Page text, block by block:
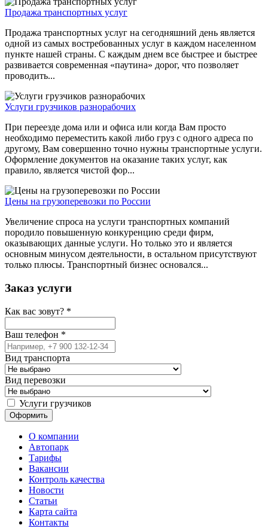
Продажа транспортных услуг
Продажа транспортных услуг на сегодняшний день является
одной из самых востребованных услуг в каждом населенном
пункте нашей страны. С каждым днем все быстрее и быстрее
развивается современная «паутина» дорог, что позволяет
проводить...
Услуги грузчиков разнорабочих
При переезде дома или и офиса или когда Вам просто
необходимо переместить какой либо груз с одного адреса по
другому, Вам совершенно точно нужны транспортные услуги.
Оформление документов на оказание таких услуг, как
правило, является чистой фор...
Цены на грузоперевозки по России
Увеличение спроса на услуги транспортных компаний
породило повышенную конкуренцию среди фирм,
оказывающих данные услуги. Но только это и является
основным минусом деятельности, в остальном присутствуют
только плюсы. Транспортный бизнес основался...
Заказ услуги
Как вас зовут? *
Ваш телефон *
Вид транспорта
Вид перевозки
Услуги грузчиков
О компании
Автопарк
Тарифы
Вакансии
Контроль качества
Новости
Статьи
Карта сайта
Контакты